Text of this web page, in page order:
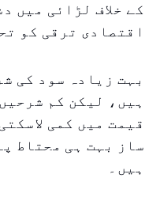
کے خلاف لڑائی میں
اقتصادی ترقی کو
بہت زیادہ سود کی
ہیں، لیکن کم
قیمت میں کمی
ساز بہت ہی محتاط
ہیں۔